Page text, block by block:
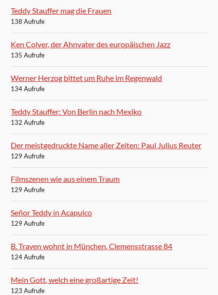
Teddy Stauffer mag die Frauen
138 Aufrufe
Ken Colyer, der Ahnvater des europäischen Jazz
135 Aufrufe
Werner Herzog bittet um Ruhe im Regenwald
134 Aufrufe
Teddy Stauffer: Von Berlin nach Mexiko
132 Aufrufe
Der meistgedruckte Name aller Zeiten: Paul Julius Reuter
129 Aufrufe
Filmszenen wie aus einem Traum
129 Aufrufe
Señor Teddy in Acapulco
129 Aufrufe
B. Traven wohnt in München, Clemensstrasse 84
124 Aufrufe
Mein Gott, welch eine großartige Zeit!
123 Aufrufe